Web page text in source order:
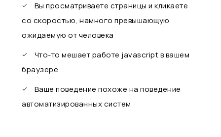
Вы просматриваете страницы и кликаете
со скоростью, намного превышающую
ожидаемую от человека
Что-то мешает работе javascript в вашем
браузере
Ваше поведение похоже на поведение
автоматизированных систем